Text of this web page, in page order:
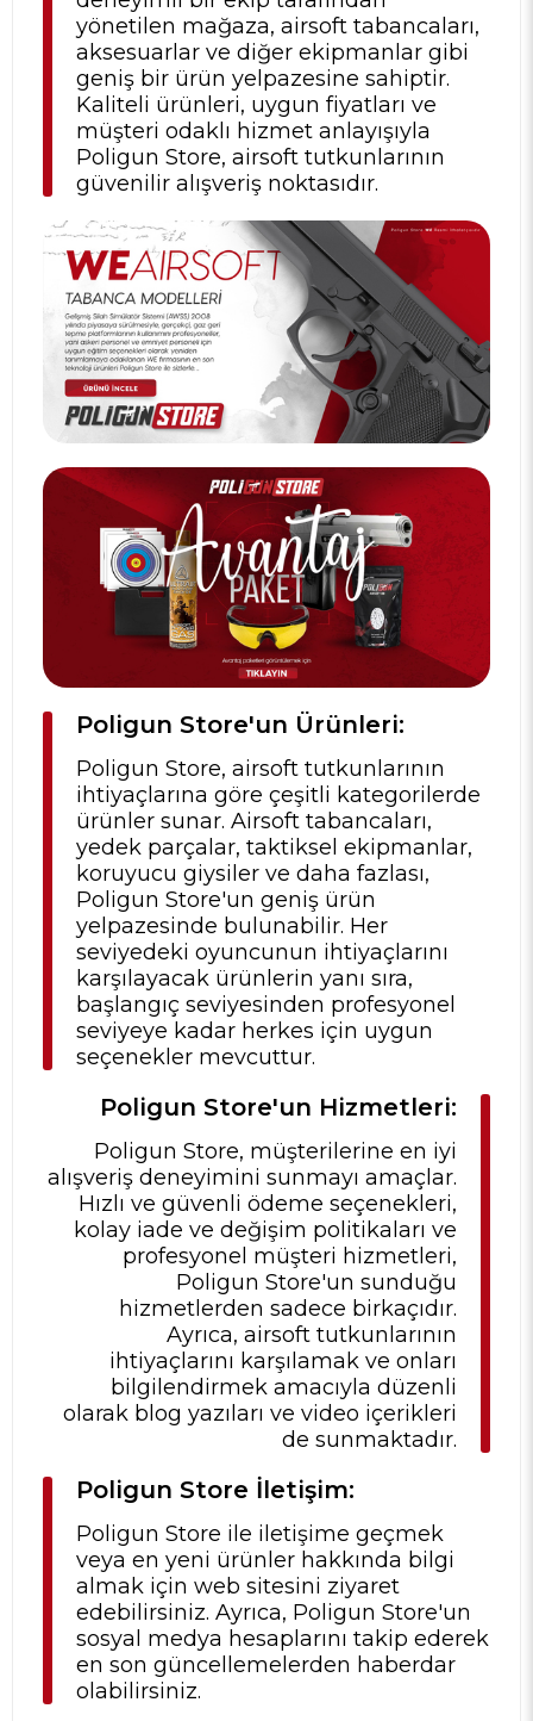
yönetilen mağaza, airsoft tabancaları,
aksesuarlar ve diğer ekipmanlar gibi
geniş bir ürün yelpazesine sahiptir.
Kaliteli ürünleri, uygun fiyatları ve
müşteri odaklı hizmet anlayışıyla
Poligun Store, airsoft tutkunlarının
güvenilir alışveriş noktasıdır.
Poligun Store'un Ürünleri:
Poligun Store, airsoft tutkunlarının
ihtiyaçlarına göre çeşitli kategorilerde
ürünler sunar. Airsoft tabancaları,
yedek parçalar, taktiksel ekipmanlar,
koruyucu giysiler ve daha fazlası,
Poligun Store'un geniş ürün
yelpazesinde bulunabilir. Her
seviyedeki oyuncunun ihtiyaçlarını
karşılayacak ürünlerin yanı sıra,
başlangıç seviyesinden profesyonel
seviyeye kadar herkes için uygun
seçenekler mevcuttur.
Poligun Store'un Hizmetleri:
Poligun Store, müşterilerine en iyi
alışveriş deneyimini sunmayı amaçlar.
Hızlı ve güvenli ödeme seçenekleri,
kolay iade ve değişim politikaları ve
profesyonel müşteri hizmetleri,
Poligun Store'un sunduğu
hizmetlerden sadece birkaçıdır.
Ayrıca, airsoft tutkunlarının
ihtiyaçlarını karşılamak ve onları
bilgilendirmek amacıyla düzenli
olarak blog yazıları ve video içerikleri
de sunmaktadır.
Poligun Store İletişim:
Poligun Store ile iletişime geçmek
veya en yeni ürünler hakkında bilgi
almak için web sitesini ziyaret
edebilirsiniz. Ayrıca, Poligun Store'un
sosyal medya hesaplarını takip ederek
en son güncellemelerden haberdar
olabilirsiniz.